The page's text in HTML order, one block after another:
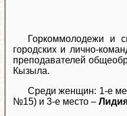
Горкоммолодежи и
городских и лично-
преподавателей
Кызыла.
Среди женщин: 1-е
№15) и 3-е место –